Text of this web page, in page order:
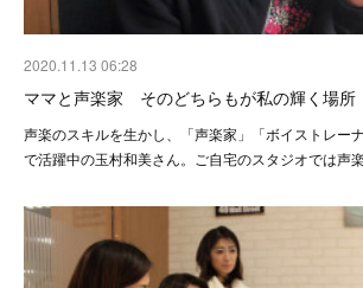
2020.11.13 06:28
ママと声楽家 そのどちらもが私の輝く場所
声楽のスキルを生かし、「声楽家」「ボイストレー
で活躍中の玉村和美さん。ご自宅のスタジオでは声